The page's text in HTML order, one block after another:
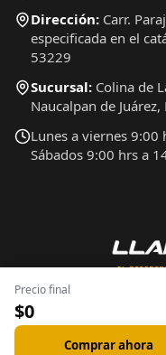
Precio final
$0
Comprar ahora
Dirección: Carr.
especificada en el
53229
Sucursal: Colina de
Naucalpan de Juárez,
Lunes a viernes 9:00
Sábados 9:00 hrs a